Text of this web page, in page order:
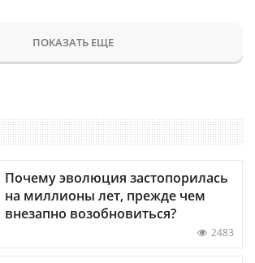
ПОКАЗАТЬ ЕЩЕ
Почему эволюция застопорилась
на миллионы лет, прежде чем
внезапно возобновиться?
2483